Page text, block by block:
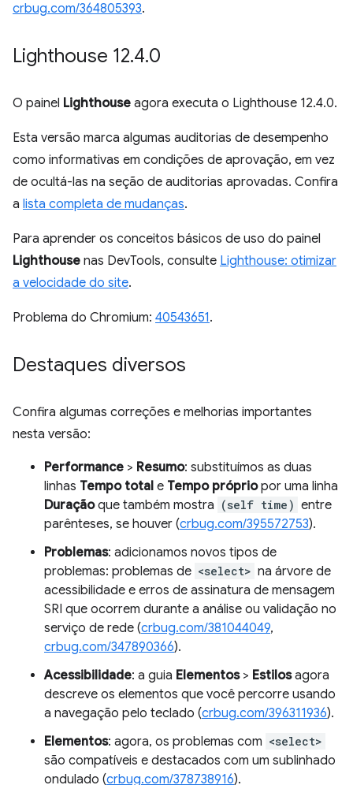
crbug.com/364805393.
Lighthouse 12.4.0
O painel Lighthouse agora executa o Lighthouse 12.4.0.
Esta versão marca algumas auditorias de desempenho
como informativas em condições de aprovação, em vez
de ocultá-las na seção de auditorias aprovadas. Confira
a lista completa de mudanças.
Para aprender os conceitos básicos de uso do painel
Lighthouse nas DevTools, consulte Lighthouse: otimizar
a velocidade do site.
Problema do Chromium: 40543651.
Destaques diversos
Confira algumas correções e melhorias importantes
nesta versão:
Performance > Resumo: substituímos as duas
linhas Tempo total e Tempo própriopor uma linha
Duraçãoque também mostra (self time) entre
parênteses, se houver (crbug.com/395572753).
Problemas: adicionamos novos tipos de
problemas: problemas de <select> na árvore de
acessibilidade e erros de assinatura de mensagem
SRI que ocorrem durante a análise ou validação no
serviço de rede (crbug.com/381044049,
crbug.com/347890366).
Acessibilidade: a guia Elementos> Estilosagora
descreve os elementos que você percorre usando
a navegação pelo teclado (crbug.com/396311936).
Elementos: agora, os problemas com <select>
são compatíveis e destacados com um sublinhado
ondulado (crbug.com/378738916).